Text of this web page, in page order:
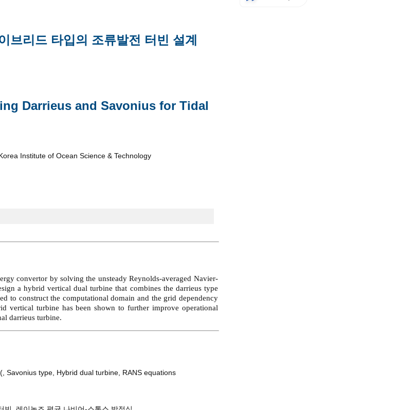
브리드 타입의 조류발전 터빈 설계
Darrieus and Savonius for Tidal
Institute of Ocean Science & Technology
convertor by solving the unsteady Reynolds-averaged Navier-
a hybrid vertical dual turbine that combines the darrieus type
to construct the computational domain and the grid dependency
vertical turbine has been shown to further improve operational
darrieus turbine.
Savonius type Hybrid dual turbine RANS equations